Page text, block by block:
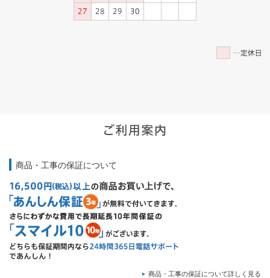
商品・工事の保証について
商品・工事の保証について詳しく見る